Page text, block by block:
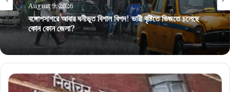
August 9, 2026
বঙ্গোপসাগরে আবার ঘনীভূত বিশাল বিপদ! ভারী বৃষ্টিতে ভিজতে চলেছে
কোন কোন জেলা?